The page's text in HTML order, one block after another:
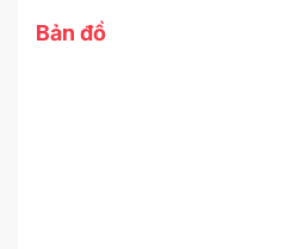
Bản đồ